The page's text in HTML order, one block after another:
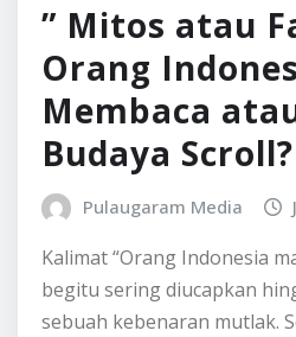
” Mitos atau
Orang
Membaca
Budaya Scroll?
Pulaugaram Media
Kalimat “Orang Indonesia
begitu sering diucapkan
sebuah kebenaran mutlak.